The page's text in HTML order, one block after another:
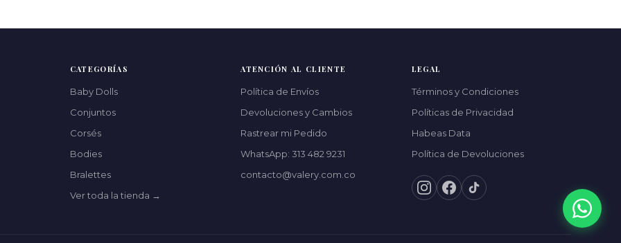
CATEGORÍAS
Baby Dolls
Conjuntos
Corsés
Bodies
Bralettes
Ver toda la tienda →
ATENCIÓN AL CLIENTE
Política de Envíos
Devoluciones y Cambios
Rastrear mi Pedido
WhatsApp: 313 482 9231
contacto@valery.com.co
LEGAL
Términos y Condiciones
Políticas de Privacidad
Habeas Data
Política de Devoluciones